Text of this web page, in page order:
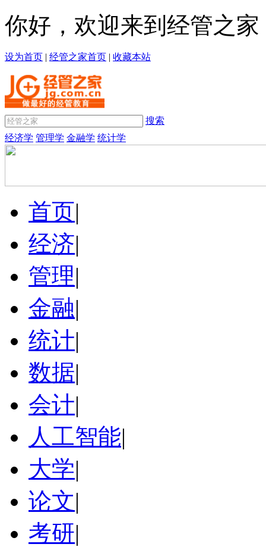
你好，欢迎来到经管之家
设为首页 | 经管之家首页 | 收藏本站
搜索
经济学 管理学 金融学 统计学
首页|
经济|
管理|
金融|
统计|
数据|
会计|
人工智能|
大学|
论文|
考研|